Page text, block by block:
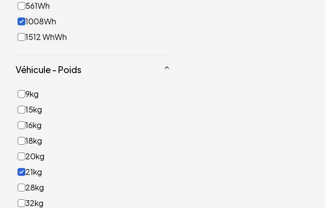
561Wh
1008Wh
1512 WhWh
Véhicule - Poids
9kg
15kg
16kg
18kg
20kg
21kg
28kg
32kg